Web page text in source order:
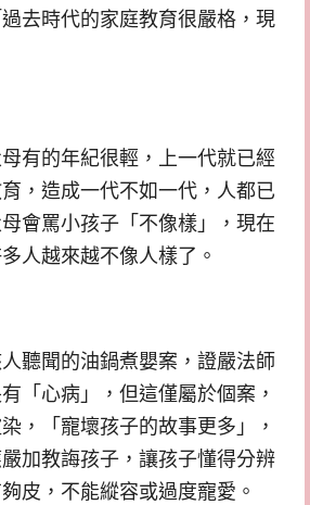
去時代的家庭教育很嚴格，現
有的年紀很輕，上一代就已經
，造成一代不如一代，人都已
會罵小孩子「不像樣」，現在
人越來越不像人樣了。
聽聞的油鍋煮嬰案，證嚴法師
「心病」，但這僅屬於個案，
，「寵壞孩子的故事更多」，
加教誨孩子，讓孩子懂得分辨
皮，不能縱容或過度寵愛。